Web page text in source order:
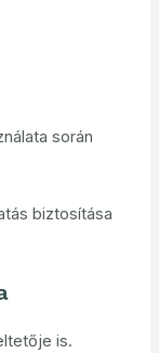
során
biztosítása
is.